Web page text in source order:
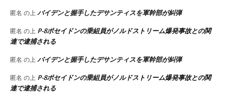
匿名 の上 バイデンと握手したデサンティスを軍幹部が糾弾
匿名 の上 P-8ポセイドンの乗組員がノルドストリーム爆発事故との関
連で逮捕される
匿名 の上 バイデンと握手したデサンティスを軍幹部が糾弾
匿名 の上 P-8ポセイドンの乗組員がノルドストリーム爆発事故との関
連で逮捕される